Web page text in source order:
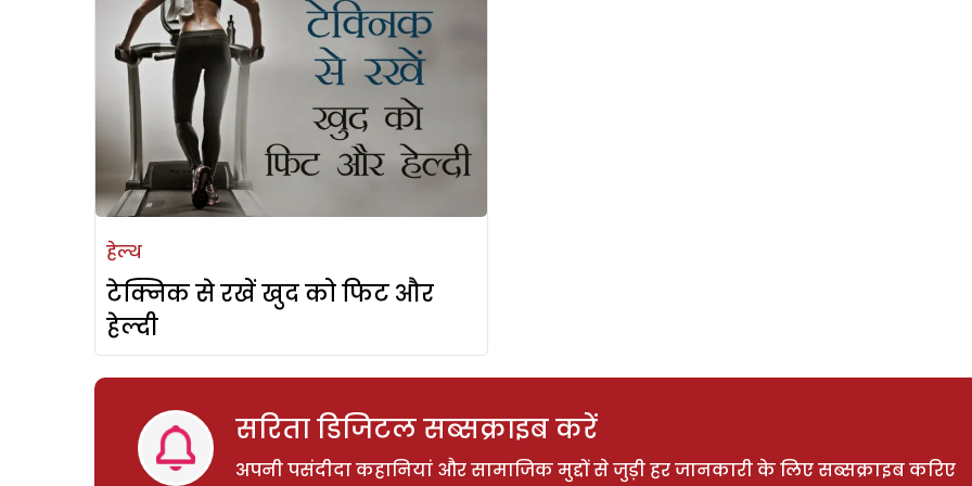
हेल्थ
टेक्निक से रखें खुद को फिट और
हेल्दी
सरिता डिजिटल सब्सक्राइब करें
अपनी पसंदीदा कहानियां और सामाजिक मुद्दों से जुड़ी हर जानकारी के लिए सब्सक्राइब करिए